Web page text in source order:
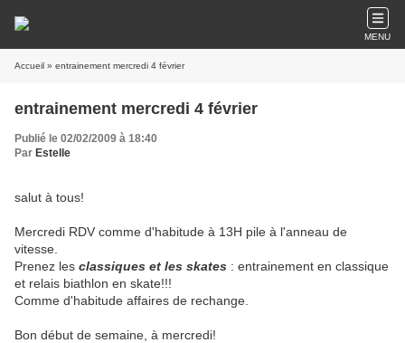
MENU
Accueil » entrainement mercredi 4 février
entrainement mercredi 4 février
Publié le 02/02/2009 à 18:40
Par Estelle
salut à tous!
Mercredi RDV comme d'habitude à 13H pile à l'anneau de
vitesse.
Prenez les classiques et les skates : entrainement en classique
et relais biathlon en skate!!!
Comme d'habitude affaires de rechange.
Bon début de semaine, à mercredi!